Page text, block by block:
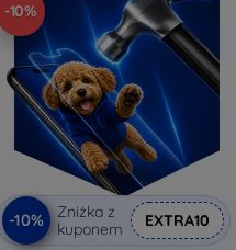
-10%
-10%
Zniżka z
kuponem
EXTRA10